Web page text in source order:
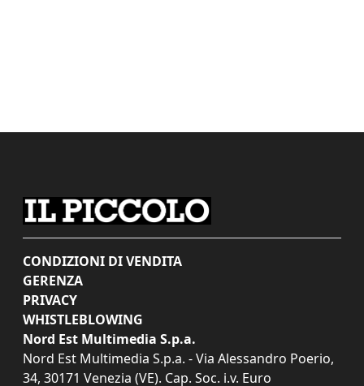
CONDIZIONI DI VENDITA
GERENZA
PRIVACY
WHISTLEBLOWING
Nord Est Multimedia S.p.a.
Nord Est Multimedia S.p.a. - Via Alessandro Poerio,
34, 30171 Venezia (VE). Cap. Soc. i.v. Euro